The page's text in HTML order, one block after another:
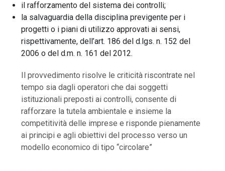
il rafforzamento del sistema dei controlli;
la salvaguardia della disciplina previgente per i
progetti o i piani di utilizzo approvati ai sensi,
rispettivamente, dell’art. 186 del d.lgs. n. 152 del
2006 o del d.m. n. 161 del 2012.
Il provvedimento risolve le criticità riscontrate nel
tempo sia dagli operatori che dai soggetti
istituzionali preposti ai controlli, consente di
rafforzare la tutela ambientale e insieme la
competitività delle imprese e risponde pienamente
ai principi e agli obiettivi del processo verso un
modello economico di tipo “circolare”